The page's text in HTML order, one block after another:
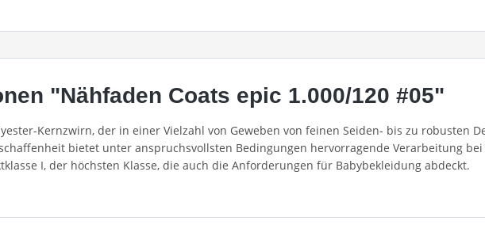
"Nähfaden Coats epic 1.000/120 #05"
Kernzwirn, der in einer Vielzahl von Geweben von feinen Seiden- bis zu robusten
bietet unter anspruchsvollsten Bedingungen hervorragende Verarbeitung
I, der höchsten Klasse, die auch die Anforderungen für Babybekleidung abdeckt.